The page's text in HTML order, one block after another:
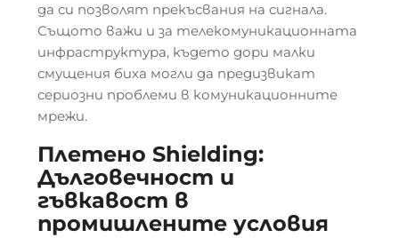
да си позволят прекъсвания на сигнала.
Същото важи и за телекомуникационната
инфраструктура, където дори малки
смущения биха могли да предизвикат
сериозни проблеми в комуникационните
мрежи.
Плетено Shielding:
Дълговечност и
гъвкавост в
промишлените условия